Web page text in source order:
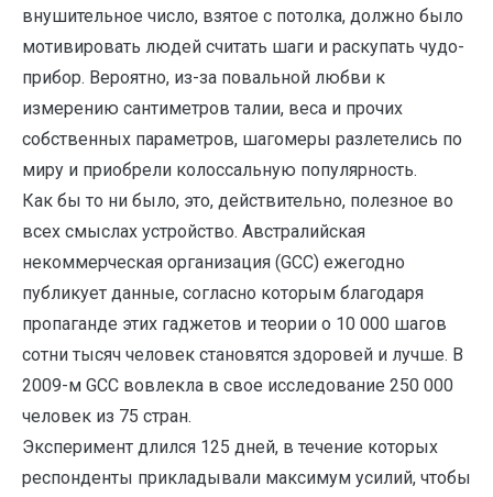
внушительное число, взятое с потолка, должно было
мотивировать людей считать шаги и раскупать чудо-
прибор. Вероятно, из-за повальной любви к
измерению сантиметров талии, веса и прочих
собственных параметров, шагомеры разлетелись по
миру и приобрели колоссальную популярность.
Как бы то ни было, это, действительно, полезное во
всех смыслах устройство. Австралийская
некоммерческая организация (GCC) ежегодно
публикует данные, согласно которым благодаря
пропаганде этих гаджетов и теории о 10 000 шагов
сотни тысяч человек становятся здоровей и лучше. В
2009-м GCC вовлекла в свое исследование 250 000
человек из 75 стран.
Эксперимент длился 125 дней, в течение которых
респонденты прикладывали максимум усилий, чтобы